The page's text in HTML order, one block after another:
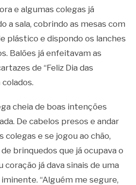
e algumas colegas já
a sala, cobrindo as mesas com
plástico e dispondo os lanches
Balões já enfeitavam as
de “Feliz Dia das
cheia de boas intenções
De cabelos presos e andar
colegas e se jogou ao chão,
brinquedos que já ocupava o
coração já dava sinais de uma
“Alguém me segure,